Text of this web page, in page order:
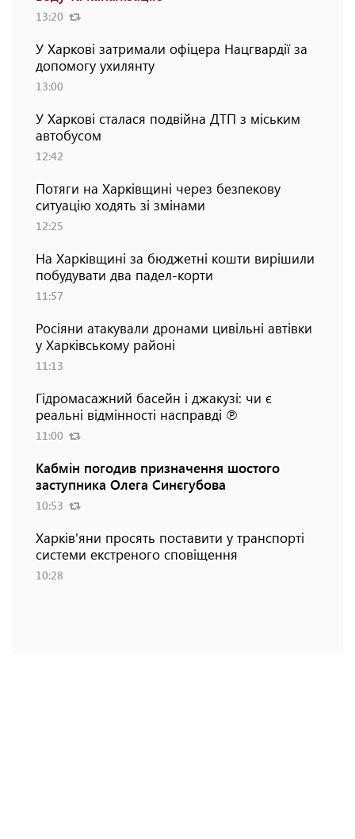
13:20
У Харкові затримали офіцера Нацгвардії за
допомогу ухилянту
13:00
У Харкові сталася подвійна ДТП з міським
автобусом
12:42
Потяги на Харківщині через безпекову
ситуацію ходять зі змінами
12:25
На Харківщині за бюджетні кошти вирішили
побудувати два падел-корти
11:57
Росіяни атакували дронами цивільні автівки
у Харківському районі
11:13
Гідромасажний басейн і джакузі: чи є
реальні відмінності насправді ℗
11:00
Кабмін погодив призначення шостого
заступника Олега Синєгубова
10:53
Харків'яни просять поставити у транспорті
системи екстреного сповіщення
10:28